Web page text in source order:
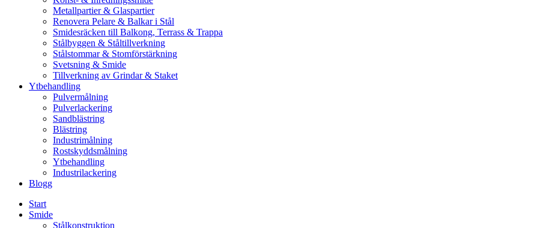
Metallpartier & Glaspartier
Renovera Pelare & Balkar i Stål
Smidesräcken till Balkong, Terrass & Trappa
Stålbyggen & Ståltillverkning
Stålstommar & Stomförstärkning
Svetsning & Smide
Tillverkning av Grindar & Staket
Ytbehandling
Pulvermålning
Pulverlackering
Sandblästring
Blästring
Industrimålning
Rostskyddsmålning
Ytbehandling
Industrilackering
Blogg
Start
Smide
Stålkonstruktion